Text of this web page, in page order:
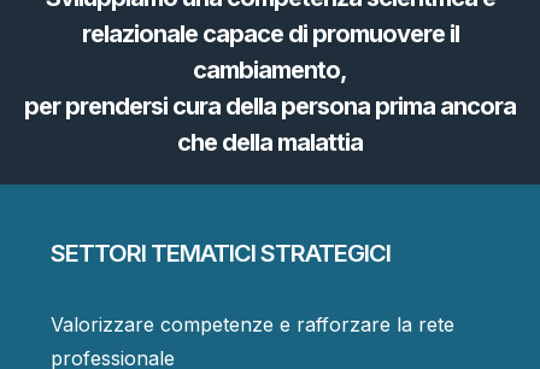
relazionale capace di promuovere il
cambiamento,
per prendersi cura della persona prima ancora
che della malattia
SETTORI TEMATICI STRATEGICI
Valorizzare competenze e rafforzare la rete
professionale